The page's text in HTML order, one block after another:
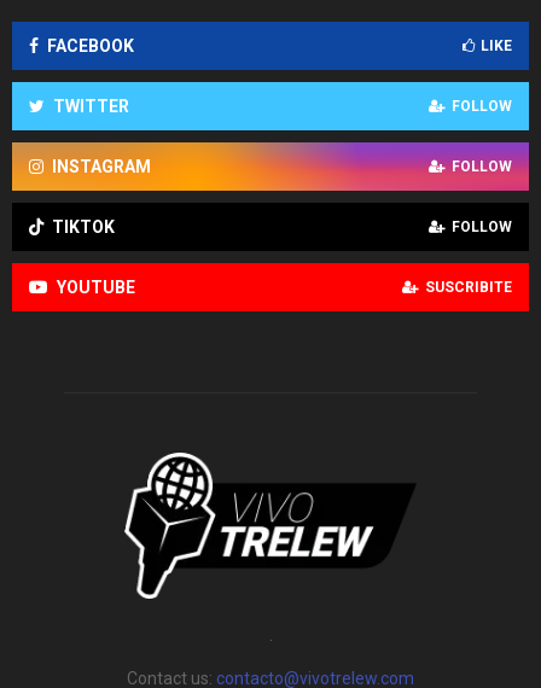
FACEBOOK LIKE
TWITTER FOLLOW
INSTAGRAM FOLLOW
TIKTOK FOLLOW
YOUTUBE SUSCRIBITE
Contact us: contacto@vivotrelew.com